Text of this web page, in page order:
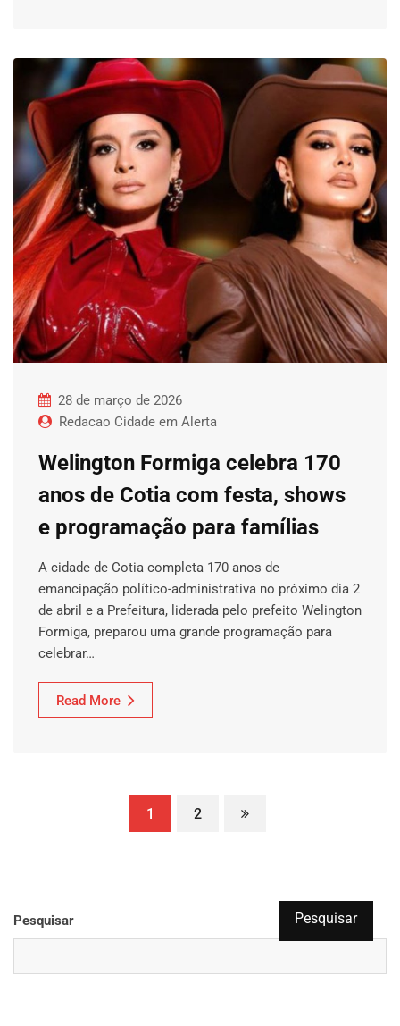
28 de março de 2026
Redacao Cidade em Alerta
Welington Formiga celebra 170
anos de Cotia com festa, shows
e programação para famílias
A cidade de Cotia completa 170 anos de
emancipação político-administrativa no próximo dia 2
de abril e a Prefeitura, liderada pelo prefeito Welington
Formiga, preparou uma grande programação para
celebrar…
Read More
1 2
Pesquisar Pesquisar